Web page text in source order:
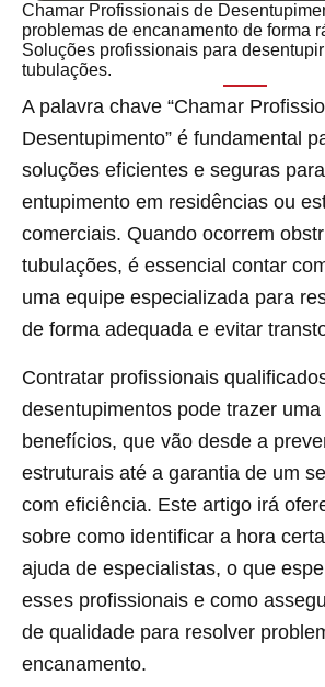
Chamar Profissionais de
problemas de encanamento de forma
Soluções profissionais para
tubulações.
A palavra chave “Chamar
Desentupimento” é fundamental
soluções eficientes e seguras
entupimento em residências ou
comerciais. Quando ocorrem
tubulações, é essencial contar
uma equipe especializada para
de forma adequada e evitar
Contratar profissionais
desentupimentos pode trazer
benefícios, que vão desde a
estruturais até a garantia de um
com eficiência. Este artigo irá
sobre como identificar a hora
ajuda de especialistas, o que
esses profissionais e como
de qualidade para resolver
encanamento.